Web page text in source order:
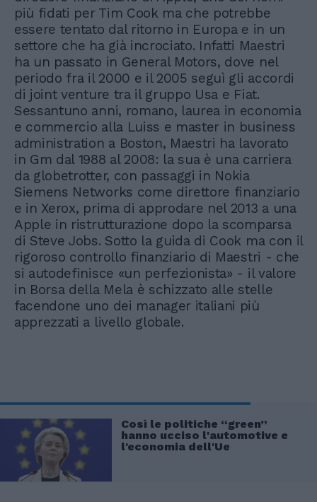
più fidati per Tim Cook ma che potrebbe
essere tentato dal ritorno in Europa e in un
settore che ha già incrociato. Infatti Maestri
ha un passato in General Motors, dove nel
periodo fra il 2000 e il 2005 seguì gli accordi
di joint venture tra il gruppo Usa e Fiat.
Sessantuno anni, romano, laurea in economia
e commercio alla Luiss e master in business
administration a Boston, Maestri ha lavorato
in Gm dal 1988 al 2008: la sua è una carriera
da globetrotter, con passaggi in Nokia
Siemens Networks come direttore finanziario
e in Xerox, prima di approdare nel 2013 a una
Apple in ristrutturazione dopo la scomparsa
di Steve Jobs. Sotto la guida di Cook ma con il
rigoroso controllo finanziario di Maestri - che
si autodefinisce «un perfezionista» - il valore
in Borsa della Mela è schizzato alle stelle
facendone uno dei manager italiani più
apprezzati a livello globale.
Così le politiche “green”
hanno ucciso l'automotive e
l'economia dell'Ue